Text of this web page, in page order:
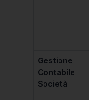
Gestione
Contabile
Società